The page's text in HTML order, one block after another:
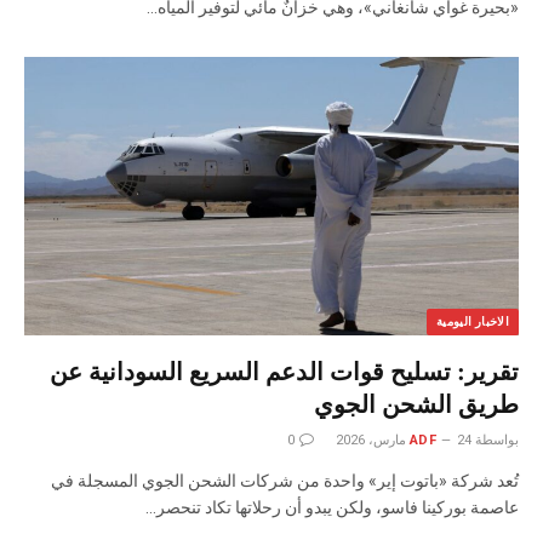
«بحيرة غواي شانغاني»، وهي خزانٌ مائي لتوفير المياه…
الاخبار اليومية
تقرير: تسليح قوات الدعم السريع السودانية عن
طريق الشحن الجوي
بواسطة ADF 24 مارس، 2026 0
تُعد شركة «باتوت إير» واحدة من شركات الشحن الجوي المسجلة في
عاصمة بوركينا فاسو، ولكن يبدو أن رحلاتها تكاد تنحصر…